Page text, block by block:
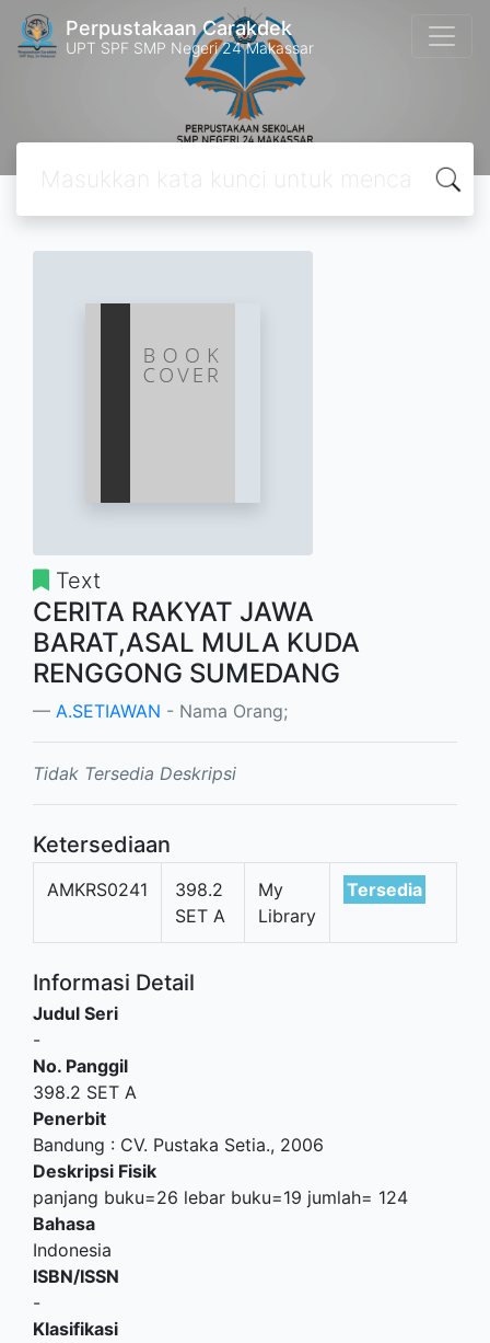
Perpustakaan Carakdek
UPT SPF SMP Negeri 24 Makassar
Text
CERITA RAKYAT JAWA
BARAT,ASAL MULA KUDA
RENGGONG SUMEDANG
A.SETIAWAN - Nama Orang;
Tidak Tersedia Deskripsi
Ketersediaan
AMKRS0241
398.2
SET A
My
Library
Tersedia
Informasi Detail
Judul Seri
-
No. Panggil
398.2 SET A
Penerbit
Bandung : CV. Pustaka Setia., 2006
Deskripsi Fisik
panjang buku=26 lebar buku=19 jumlah= 124
Bahasa
Indonesia
ISBN/ISSN
-
Klasifikasi